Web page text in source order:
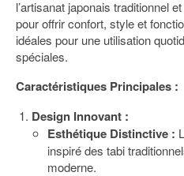
l’artisanat japonais traditionnel
pour offrir confort, style et
idéales pour une utilisation
spéciales.
Caractéristiques Principales :
Design Innovant :
Esthétique Distinctive :
inspiré des tabi
moderne.